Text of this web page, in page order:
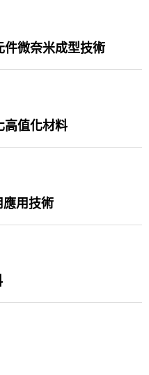
件微奈米成型技術
高值化材料
應用技術